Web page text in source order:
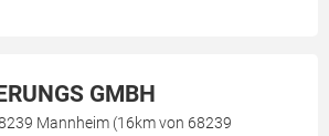
GMBH
Mannheim (16km von 68239